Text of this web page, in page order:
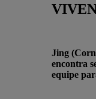
Jing
encontra
equipe